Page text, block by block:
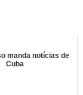
manda notícias de
Cuba